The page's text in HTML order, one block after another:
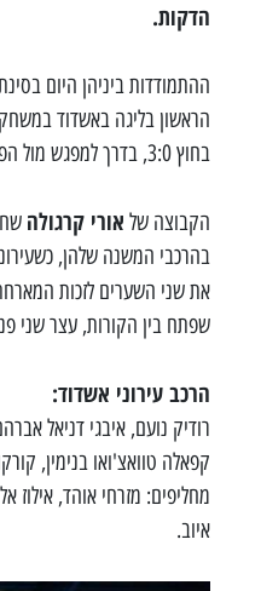
הדקות.
ההתמודדות ביניהן היום
בחוץ 3:0, בדרך למפגש מול הפועל חיפה מליגת העל, לה נכנעו כזכור רק בדו-קרב מהנקודה הלבנה.
הקבוצה של אורי קרגולה שחווה
בהרכבי המשנה שלהן,
את שני השערים לזכות
שפתח בין הקורות, עצר שני
הרכב עירוני אשדוד:
רודיק נועם, איבגי דניאל
קפאלה טוואצ'ואו בנימין,
מחליפים: מזרחי אוהד, אילוז
איוב.